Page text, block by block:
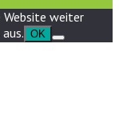
Website weiter
OK